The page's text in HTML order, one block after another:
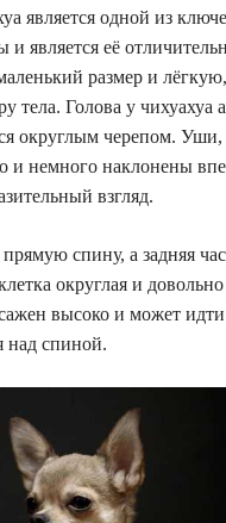
является одной из
и является её
размер и лёгкую,
тела. Голова у чихуахуа
округлым черепом.
и немного наклонены
взгляд.
спину, а задняя
округлая и
высоко и может
над спиной.